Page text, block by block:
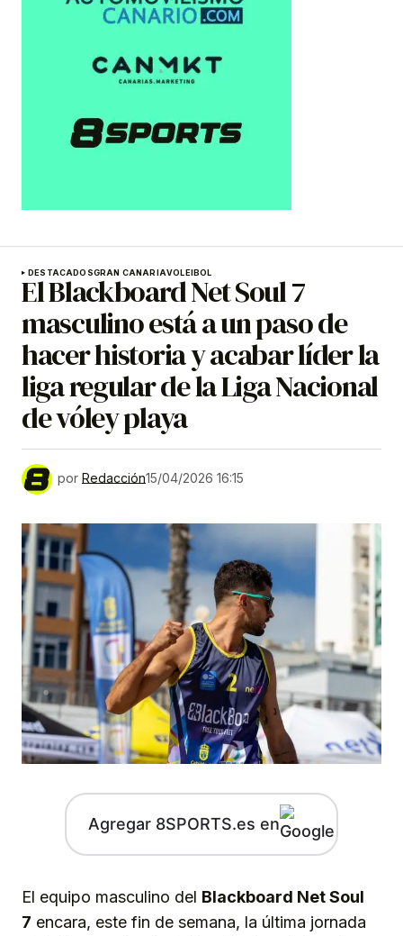
DESTACADOSGRAN CANARIAVOLEIBOL
El Blackboard Net Soul 7
masculino está a un paso de
hacer historia y acabar líder la
liga regular de la Liga Nacional
de vóley playa
por Redacción15/04/2026 16:15
Agregar 8SPORTS.es en
El equipo masculino del Blackboard Net Soul
7 encara, este fin de semana, la última jornada